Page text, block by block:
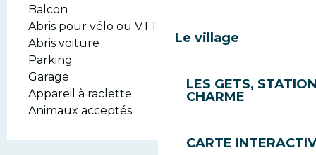
Le village
LES GETS,
CHARME
CARTE
Balcon
Abris pour vélo ou VTT
Abris voiture
Parking
Garage
Appareil à raclette
Animaux acceptés